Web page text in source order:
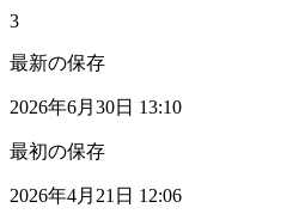
3
最新の保存
2026年6月30日 13:10
最初の保存
2026年4月21日 12:06